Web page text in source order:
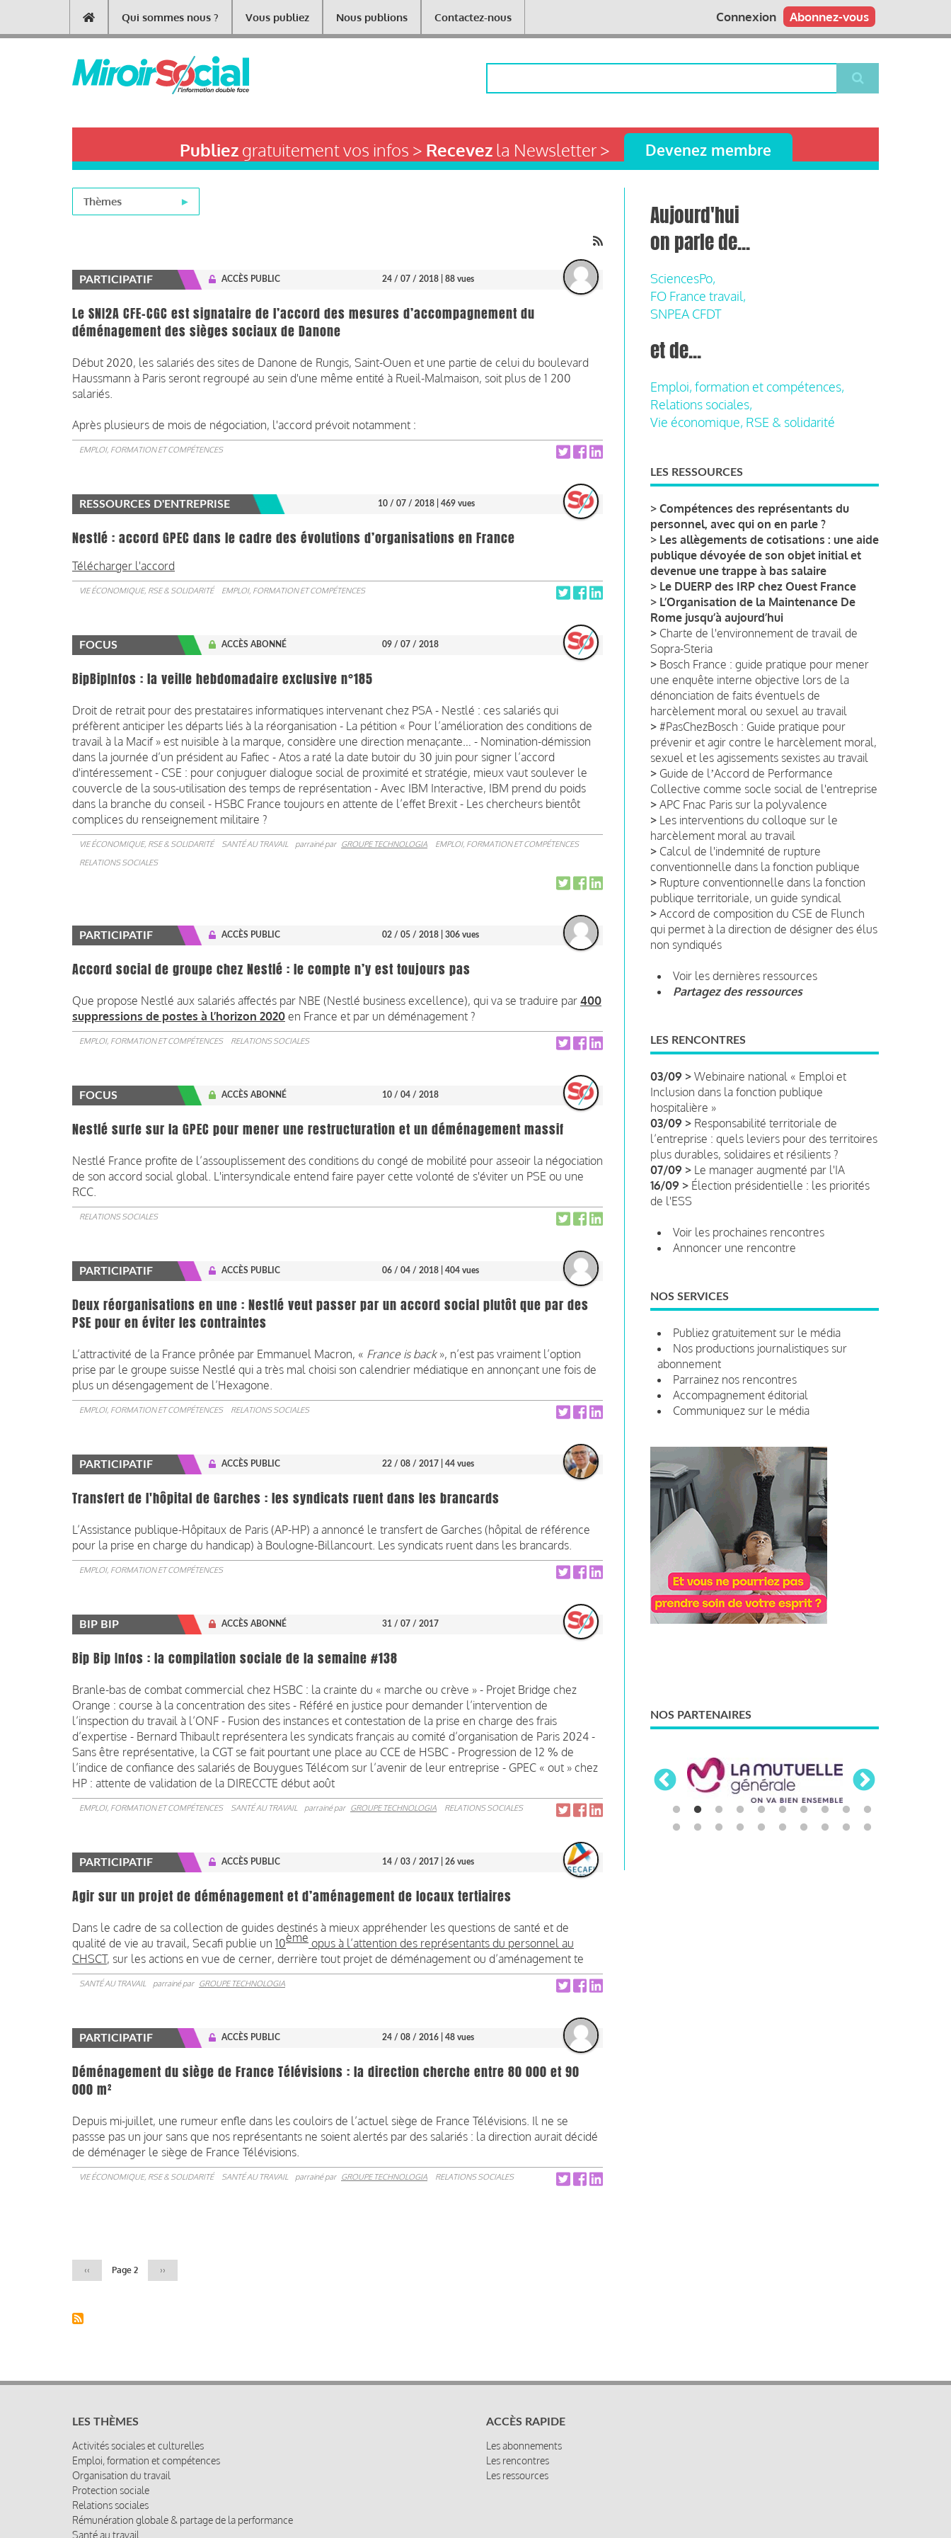
contenu
Main
navigation
Qui sommes nous ? Vous publiez Nous publions Contactez-nous Abonnez-vous
Connexion
Publiezgratuitement vos infos > Recevezla Newsletter > Devenez membre
Thèmes
PARTICIPATIF ACCÈS PUBLIC 24 / 07 / 2018 | 88 vues
Le SNI2A CFE-CGC est signataire de l’accord des mesures d’accompagnement du
déménagement des sièges sociaux de Danone
Début 2020, les salariés des sites de Danone de Rungis, Saint-Ouen et une partie de celui du boulevard
Haussmann à Paris seront regroupé au sein d'une même entité à Rueil-Malmaison, soit plus de 1 200
salariés.
Après plusieurs de mois de négociation, l'accord prévoit notamment :
EMPLOI, FORMATION ET COMPÉTENCES
RESSOURCES D'ENTREPRISE 10 / 07 / 2018 | 469 vues
Nestlé : accord GPEC dans le cadre des évolutions d’organisations en France
Télécharger l'accord
VIE ÉCONOMIQUE, RSE & SOLIDARITÉ EMPLOI, FORMATION ET COMPÉTENCES
FOCUS ACCÈS ABONNÉ 09 / 07 / 2018
BipBipInfos : la veille hebdomadaire exclusive n°185
Droit de retrait pour des prestataires informatiques intervenant chez PSA - Nestlé : ces salariés qui
préfèrent anticiper les départs liés à la réorganisation - La pétition « Pour l’amélioration des conditions de
travail à la Macif » est nuisible à la marque, considère une direction menaçante… - Nomination-démission
dans la journée d’un président au Fafiec - Atos a raté la date butoir du 30 juin pour signer l’accord
d'intéressement - CSE : pour conjuguer dialogue social de proximité et stratégie, mieux vaut soulever le
couvercle de la sous-utilisation des temps de représentation - Avec IBM Interactive, IBM prend du poids
dans la branche du conseil - HSBC France toujours en attente de l’effet Brexit - Les chercheurs bientôt
complices du renseignement militaire ?
VIE ÉCONOMIQUE, RSE & SOLIDARITÉ SANTÉ AU TRAVAIL parrainé par GROUPE TECHNOLOGIA
EMPLOI, FORMATION ET COMPÉTENCES
RELATIONS SOCIALES
PARTICIPATIF ACCÈS PUBLIC 02 / 05 / 2018 | 306 vues
Accord social de groupe chez Nestlé : le compte n’y est toujours pas
Que propose Nestlé aux salariés affectés par NBE (Nestlé business excellence), qui va se traduire par 400
suppressions de postes à l’horizon 2020 en France et par un déménagement ?
EMPLOI, FORMATION ET COMPÉTENCES RELATIONS SOCIALES
FOCUS ACCÈS ABONNÉ 10 / 04 / 2018
Nestlé surfe sur la GPEC pour mener une restructuration et un déménagement massif
Nestlé France profite de l’assouplissement des conditions du congé de mobilité pour asseoir la négociation
de son accord social global. L'intersyndicale entend faire payer cette volonté de s'éviter un PSE ou une
RCC.
RELATIONS SOCIALES
PARTICIPATIF ACCÈS PUBLIC 06 / 04 / 2018 | 404 vues
Deux réorganisations en une : Nestlé veut passer par un accord social plutôt que par des
PSE pour en éviter les contraintes
L’attractivité de la France prônée par Emmanuel Macron, « France is back», n’est pas vraiment l’option
prise par le groupe suisse Nestlé qui a très mal choisi son calendrier médiatique en annonçant une fois de
plus un désengagement de l’Hexagone.
EMPLOI, FORMATION ET COMPÉTENCES RELATIONS SOCIALES
PARTICIPATIF ACCÈS PUBLIC 22 / 08 / 2017 | 44 vues
Transfert de l'hôpital de Garches : les syndicats ruent dans les brancards
L’Assistance publique-Hôpitaux de Paris (AP-HP) a annoncé le transfert de Garches (hôpital de référence
pour la prise en charge du handicap) à Boulogne-Billancourt. Les syndicats ruent dans les brancards.
EMPLOI, FORMATION ET COMPÉTENCES
BIP BIP ACCÈS ABONNÉ 31 / 07 / 2017
Bip Bip Infos : la compilation sociale de la semaine #138
Branle-bas de combat commercial chez HSBC : la crainte du « marche ou crève » - Projet Bridge chez
Orange : course à la concentration des sites - Référé en justice pour demander l’intervention de
l’inspection du travail à l’ONF - Fusion des instances et contestation de la prise en charge des frais
d’expertise - Bernard Thibault représentera les syndicats français au comité d’organisation de Paris 2024 -
Sans être représentative, la CGT se fait pourtant une place au CCE de HSBC - Progression de 12 % de
l’indice de confiance des salariés de Bouygues Télécom sur l’avenir de leur entreprise - GPEC « out » chez
HP : attente de validation de la DIRECCTE début août
EMPLOI, FORMATION ET COMPÉTENCES SANTÉ AU TRAVAIL parrainé par GROUPE TECHNOLOGIA RELATIONS SOCIALES
PARTICIPATIF ACCÈS PUBLIC 14 / 03 / 2017 | 26 vues
Agir sur un projet de déménagement et d’aménagement de locaux tertiaires
Dans le cadre de sa collection de guides destinés à mieux appréhender les questions de santé et de
qualité de vie au travail, Secafi publie un 10ème opus à l’attention des représentants du personnel au
CHSCT, sur les actions en vue de cerner, derrière tout projet de déménagement ou d’aménagement te
SANTÉ AU TRAVAIL parrainé par GROUPE TECHNOLOGIA
PARTICIPATIF ACCÈS PUBLIC 24 / 08 / 2016 | 48 vues
Déménagement du siège de France Télévisions : la direction cherche entre 80 000 et 90
000 m²
Depuis mi-juillet, une rumeur enfle dans les couloirs de l’actuel siège de France Télévisions. Il ne se
passse pas un jour sans que nos représentants ne soient alertés par des salariés : la direction aurait décidé
de déménager le siège de France Télévisions.
VIE ÉCONOMIQUE, RSE & SOLIDARITÉ SANTÉ AU TRAVAIL parrainé par GROUPE TECHNOLOGIA RELATIONS SOCIALES
Page
précédente
‹‹ Page 2
Page
suivante
››
Aujourd'hui
on parle de...
SciencesPo,
FO France travail,
SNPEA CFDT
et de...
Emploi, formation et compétences,
Relations sociales,
Vie économique, RSE & solidarité
LES RESSOURCES
> Compétences des représentants du
personnel, avec qui on en parle ?
> Les allègements de cotisations : une aide
publique dévoyée de son objet initial et
devenue une trappe à bas salaire
> Le DUERP des IRP chez Ouest France
> L’Organisation de la Maintenance De
Rome jusqu’à aujourd’hui
> Charte de l'environnement de travail de
Sopra-Steria
> Bosch France : guide pratique pour mener
une enquête interne objective lors de la
dénonciation de faits éventuels de
harcèlement moral ou sexuel au travail
> #PasChezBosch : Guide pratique pour
prévenir et agir contre le harcèlement moral,
sexuel et les agissements sexistes au travail
> Guide de lʼAccord de Performance
Collective comme socle social de l'entreprise
> APC Fnac Paris sur la polyvalence
> Les interventions du colloque sur le
harcèlement moral au travail
> Calcul de l'indemnité de rupture
conventionnelle dans la fonction publique
> Rupture conventionnelle dans la fonction
publique territoriale, un guide syndical
> Accord de composition du CSE de Flunch
qui permet à la direction de désigner des élus
non syndiqués
Voir les dernières ressources
Partagez des ressources
LES RENCONTRES
03/09 > Webinaire national « Emploi et
Inclusion dans la fonction publique
hospitalière »
03/09 > Responsabilité territoriale de
l’entreprise : quels leviers pour des territoires
plus durables, solidaires et résilients ?
07/09 > Le manager augmenté par l'IA
16/09 > Élection présidentielle : les priorités
de l'ESS
Voir les prochaines rencontres
Annoncer une rencontre
NOS SERVICES
Publiez gratuitement sur le média
Nos productions journalistiques sur
abonnement
Parrainez nos rencontres
Accompagnement éditorial
Communiquez sur le média
NOS PARTENAIRES
LES THÈMES
Activités sociales et culturelles
Emploi, formation et compétences
Organisation du travail
Protection sociale
Relations sociales
Rémunération globale & partage de la performance
Santé au travail
ACCÈS RAPIDE
Les abonnements
Les rencontres
Les ressources